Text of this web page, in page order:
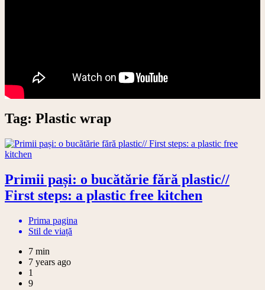
Tag: Plastic wrap
Primii pași: o bucătărie fără plastic//
First steps: a plastic free kitchen
Prima pagina
Stil de viață
7 min
7 years ago
1
9